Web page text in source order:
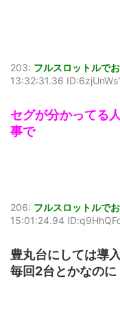
203: フルスロットルで
13:32:31.36
セグが分かってる
事で
206: フルスロットルで
15:01:24.94
豊丸台にしては導
毎回2台とかなのに